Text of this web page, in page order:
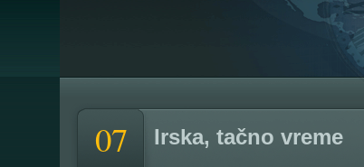
07 Irska, tačno vreme